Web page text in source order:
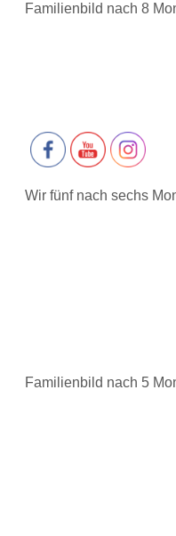
Familienbild nach 8
Wir fünf nach sechs
Familienbild nach 5